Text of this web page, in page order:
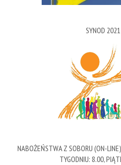
SYNOD
NABOŻEŃSTWA Z SOBORU (ON-
TYGODNIU: 8.00,